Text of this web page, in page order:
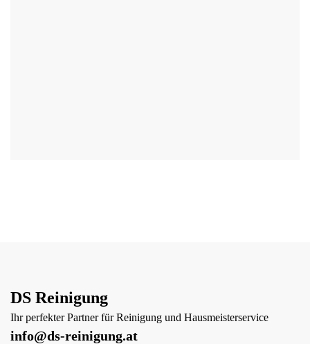
DS Reinigung
Ihr perfekter Partner für Reinigung und Hausmeisterservice
info@ds-reinigung.at